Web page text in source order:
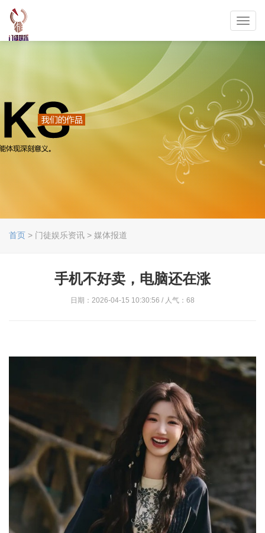
首页 > 门徒娱乐资讯 > 媒体报道
手机不好卖，电脑还在涨
日期：2026-04-15 10:30:56 / 人气：68